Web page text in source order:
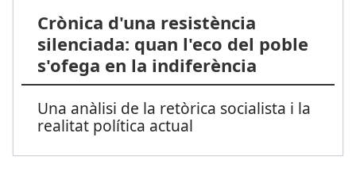
Crònica d'una resistència
silenciada: quan l'eco del poble
s'ofega en la indiferència
Una anàlisi de la retòrica socialista i la
realitat política actual